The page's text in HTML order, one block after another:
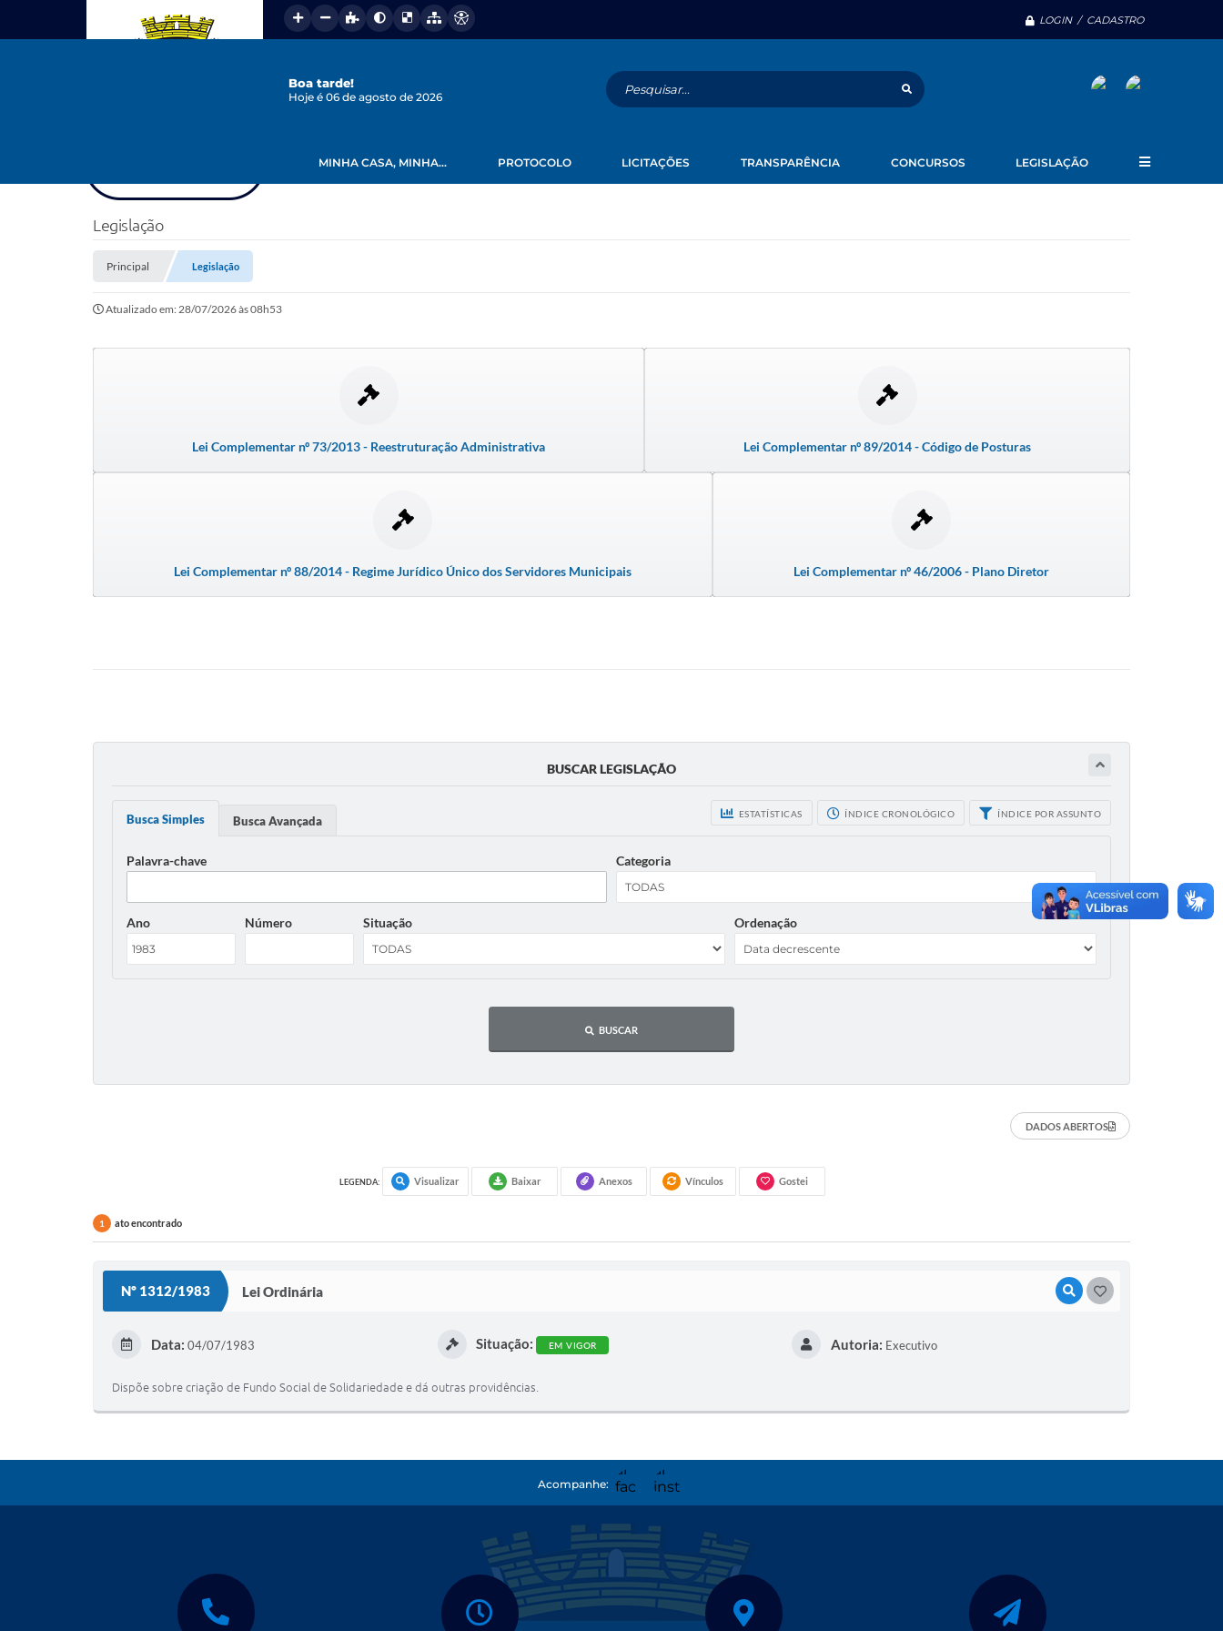
LOGIN / CADASTRO
Boa tarde!
Hoje é 06 de agosto de 2026
MINHA CASA, MINHA... PROTOCOLO LICITAÇÕES TRANSPARÊNCIA CONCURSOS LEGISLAÇÃO
Legislação
Principal Legislação
Atualizado em: 28/07/2026 às 08h53
Lei Complementar nº 73/2013 - Reestruturação Administrativa Lei Complementar nº 89/2014 - Código de Posturas
Lei Complementar nº 88/2014 - Regime Jurídico Único dos Servidores Municipais Lei Complementar nº 46/2006 - Plano Diretor
BUSCAR LEGISLAÇÃO
ESTATÍSTICAS ÍNDICE CRONOLÓGICO ÍNDICE POR ASSUNTO
Busca Simples Busca Avançada
Palavra-chave Categoria
Ano Número Situação Ordenação
BUSCAR
DADOS ABERTOS
LEGENDA: Visualizar Baixar Anexos Vínculos Gostei
1 ato encontrado
Nº 1312/1983 Lei Ordinária VISUALIZAR
Data: 04/07/1983 Situação: EM VIGOR Autoria: Executivo
Dispõe sobre criação de Fundo Social de Solidariedade e dá outras providências.
Acompanhe: